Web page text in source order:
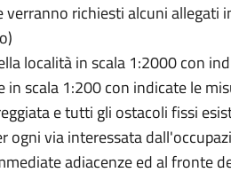
verranno richiesti alcuni
località in scala 1:2000 con
in scala 1:200 con indicate le
e tutti gli ostacoli fissi
ogni via interessata
adiacenze ed al fronte